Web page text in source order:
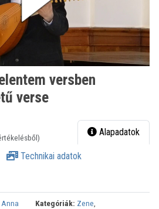
versben
verse
Alapadatok
Technikai adatok
Kategóriák: Zene,